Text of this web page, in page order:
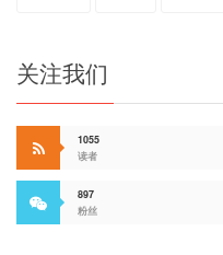
关注我们
1055
读者
897
粉丝